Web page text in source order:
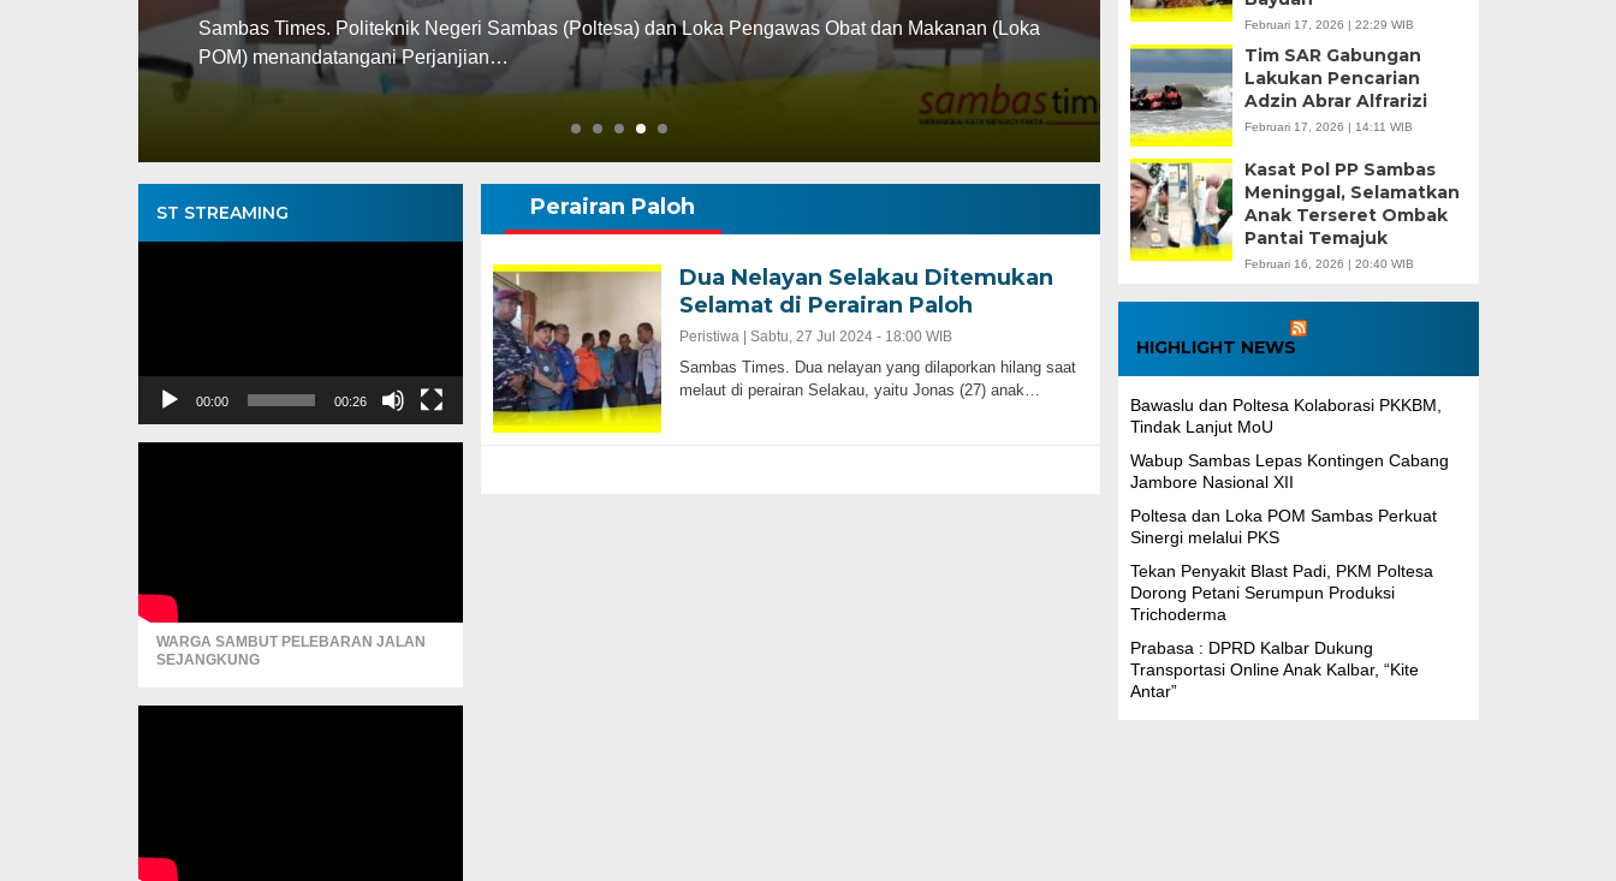
Times. Politeknik Negeri Sambas (Poltesa) dan Loka Pengawas Obat dan Makanan (Loka
menandatangani Perjanjian…
Sambas Times. Politeknik Negeri Sambas (Poltesa) melaksanakan
Masyarakat (PKM) di Desa Serumpun, Kecamatan Salatiga,…
ST STREAMING
00:00 00:26
WARGA SAMBUT PELEBARAN JALAN
SEJANGKUNG
Perairan Paloh
Dua Nelayan Selakau Ditemukan
Selamat di Perairan Paloh
Peristiwa | Sabtu, 27 Jul 2024 - 18:00 WIB
Sambas Times. Dua nelayan yang dilaporkan hilang saat
melaut di perairan Selakau, yaitu Jonas (27) anak…
Februari 17, 2026 | 22:29 WIB
Tim SAR Gabungan
Lakukan Pencarian
Adzin Abrar Alfrarizi
Februari 17, 2026 | 14:11 WIB
Kasat Pol PP Sambas
Meninggal, Selamatkan
Anak Terseret Ombak
Pantai Temajuk
Februari 16, 2026 | 20:40 WIB
HIGHLIGHT NEWS
Bawaslu dan Poltesa Kolaborasi PKKBM,
Tindak Lanjut MoU
Wabup Sambas Lepas Kontingen Cabang
Jambore Nasional XII
Poltesa dan Loka POM Sambas Perkuat
Sinergi melalui PKS
Tekan Penyakit Blast Padi, PKM Poltesa
Dorong Petani Serumpun Produksi
Trichoderma
Prabasa : DPRD Kalbar Dukung
Transportasi Online Anak Kalbar, “Kite
Antar”